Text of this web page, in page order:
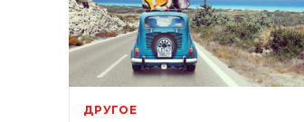
ДРУГОЕ